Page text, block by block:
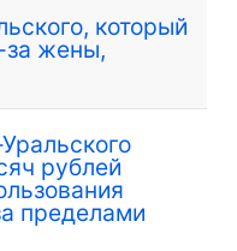
который
за жены,
рублей
пределами